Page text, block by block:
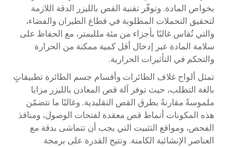
بخواص المادة. وتوفّر تقنية القص بالليزر الدقة اللازمة
لتحقيق التحملات المطلوبة في قطاع الطيران والفضاء،
والتي تُقاس غالبًا بأجزاء من مئة ملليمتر، مع الحفاظ على
سلامة المادة عبر إدخال أقل كمية ممكنة من الحرارة
والتحكم في التأثيرات الحرارية.
تمثل ألواح غلاف الطائرات وأقسام جسم الطائرة تطبيقاتٍ
بالغة التطلب، حيث توفر آلة قص المعادن بالليزر مزايا
ملموسةً مقارنةً بطرق القص التقليدية. وغالبًا ما تتضمّن
هذه المكونات أنماط قص معقدة لفتحات الوصول، ومنافذ
الفحص، ومواقع التثبيت التي يجب أن تتماشى بدقة مع
العناصر الإنشائية الكامنة. وتتيح القدرة على برمجة